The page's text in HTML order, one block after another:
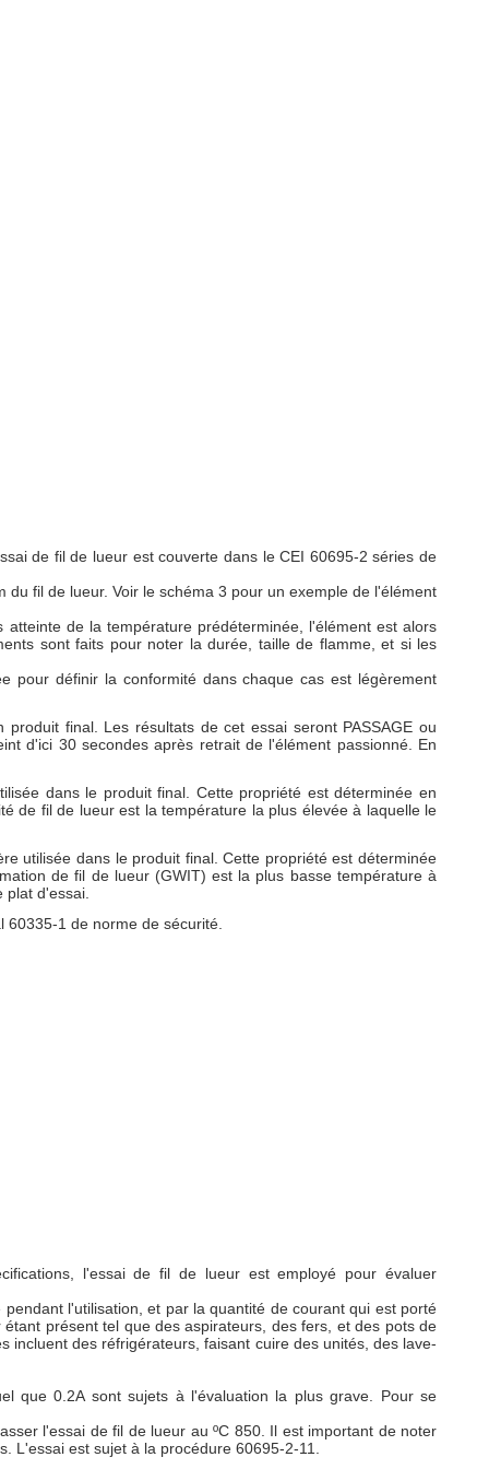
de fil de lueur est couverte dans le CEI 60695-2 séries de
fil de lueur. Voir le schéma 3 pour un exemple de l'élément
de la température prédéterminée, l'élément est alors
sont faits pour noter la durée, taille de flamme, et si les
pour définir la conformité dans chaque cas est légèrement
final. Les résultats de cet essai seront PASSAGE ou
d'ici 30 secondes après retrait de l'élément passionné. En
dans le produit final. Cette propriété est déterminée en
de fil de lueur est la température la plus élevée à laquelle le
utilisée dans le produit final. Cette propriété est déterminée
de fil de lueur (GWIT) est la plus basse température à
d'essai.
1 de norme de sécurité.
l'essai de fil de lueur est employé pour évaluer
l'utilisation, et par la quantité de courant qui est porté
présent tel que des aspirateurs, des fers, et des pots de
incluent des réfrigérateurs, faisant cuire des unités, des lave-
que 0.2A sont sujets à l'évaluation la plus grave. Pour se
l'essai de fil de lueur au ºC 850. Il est important de noter
L'essai est sujet à la procédure 60695-2-11.